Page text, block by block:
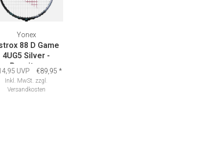
Yonex
88 D Game
4UG5 Silver -
Besaiten
UVP €89,95 *
Inkl. MwSt. zzgl.
Versandkosten